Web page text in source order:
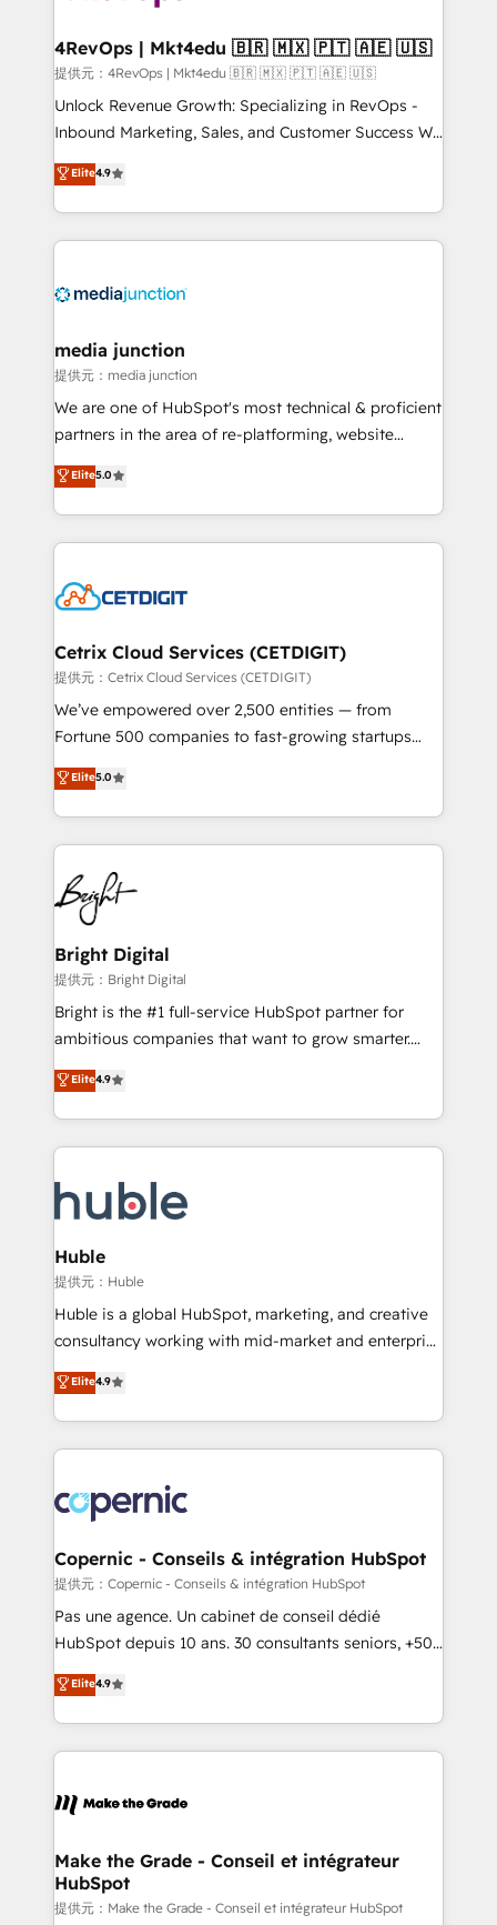
explore whether S2 is the partner you’ve been
looking for...and get your next big initiative moving!
4RevOps | Mkt4edu 🇧🇷 🇲🇽 🇵🇹 🇦🇪 🇺🇸
提供元：4RevOps | Mkt4edu 🇧🇷 🇲🇽 🇵🇹 🇦🇪 🇺🇸
Unlock Revenue Growth: Specializing in RevOps -
Inbound Marketing, Sales, and Customer Success We
specialize in driving revenue growth for companies
across industries through tailored marketing, sales,
and customer success strategies, utilizing RevOps
methodologies. As Latin America's largest HubSpot
offer unparalleled insights. Operating in five
Mexico, USA, and Portugal—we've executed over a
hundred successful operations. Our approach,
rooted in RevOps principles, integrates analysis,
training, planning, and qualification. Leveraging
inbound marketing tactics, we focus on
understanding, nurturing, and converting leads.
competitive market.
Elite4.9
media junction
提供元：media junction
We are one of HubSpot's most technical & proficient
partners in the area of re-platforming, website
design & development. We specialize in multi-hub
implementations for mid-market & enterprise
companies. We are woman-owned, powered by
coffee, and we ❤️ dogs. We produce award-winning
Impact Award 🏆2022 Technical Expertise Impact
Award 🏆2020 Elite Solutions Partner 🏆2019
Integrations HubSpot Impact Award 🏆2019
Marketing Enablement HubSpot Impact Award 🏆
2018 Website Design HubSpot Impact Award 🏆2017
Growth-Driven Design Agency of the Year 🏆2016
Sales Enablement HubSpot Impact Award 🏆2015
HubSpot COS Performance Award 🏆2014 HubSpot
COS Design Award 🏆2013 HubSpot Marketplace
Partner 📆Founded in 1997
Elite5.0
Cetrix Cloud Services (CETDIGIT)
提供元：Cetrix Cloud Services (CETDIGIT)
We’ve empowered over 2,500 entities — from
Fortune 500 companies to fast-growing startups
and nonprofits — to streamline operations, scale
revenue, and unlock the full potential of HubSpot.
With deep technical and industry expertise, we fuse
automation, integration, and AI innovation to deliver
lasting impact. We specialize in: • Turnkey and end-
to-end HubSpot implementations • Onboarding for
Sales, Service, Marketing & Content Hubs • AI voice
and chat agents, predictive automation, and smart
workflows • Salesforce + HubSpot integration •
Website design and CMS development • ERP
integration: SAP, NetSuite, Microsoft Dynamics, … •
platform • Client/member portals built on HubSpot •
CaterSuite for the catering industry • Custom and
WooCommerce, BuilderTrend, and more Experience
the difference — reach out to see how AI + HubSpot
Elite5.0
Bright Digital
提供元：Bright Digital
Bright is the #1 full-service HubSpot partner for
ambitious companies that want to grow smarter.
From HubSpot onboarding, to training, from
developing a new website to lead generation and
digital marketing; we do it all (and with great
results)! In short, our services include: - HubSpot
HubSpot development: websites, custom modules,
integrations - Marketing & sales solutions: digital
marketing, advertising, campaigns, content and
design We connect people, data and technology to
improve customer experiences. With our bright
people, exciting ideas and can-do mentality, we
your challenge; our passionate and growth driven
team of 100+ experts is ready for you! Driving digital
Elite4.9
Huble
提供元：Huble
Huble is a global HubSpot, marketing, and creative
consultancy working with mid-market and enterprise
businesses. We go beyond implementation, shaping
the strategy, processes, and teams that turn
HubSpot into a genuine growth engine. Named
HubSpot's Global Partner of the Year in 2024,
worldwide, and with over 15 years in the ecosystem,
Huble has built a track record that speaks for itself.
One company, one operating model, delivering
across offices and consulting teams in the UK, USA,
Canada, Germany, France, Belgium, Singapore, and
South Africa. Certified compliant with ISO/IEC
international offices and 175+ employees.
Elite4.9
Copernic - Conseils & intégration HubSpot
提供元：Copernic - Conseils & intégration HubSpot
Pas une agence. Un cabinet de conseil dédié
HubSpot depuis 10 ans. 30 consultants seniors, +500
clients, un ROI mesurable. Notre mission : faire de
HubSpot un vrai levier de performance pour votre
organisation. Cela passe par la compréhension de
vos processus, la fiabilisation de vos données et
la plateforme. Nos domaines d'intervention : -
& reprise de données - Stratégie RevOps &
alignement Marketing / Sales - Data, reporting &
tableaux de bord - Onboarding, audit &
Elite4.9
Make the Grade - Conseil et intégrateur
HubSpot
提供元：Make the Grade - Conseil et intégrateur HubSpot